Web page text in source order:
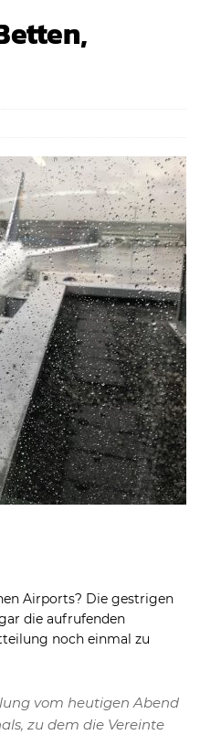
Baustellen
Airports? Die gestrigen
die aufrufenden
noch einmal zu
vom heutigen Abend
zu dem die Vereinte